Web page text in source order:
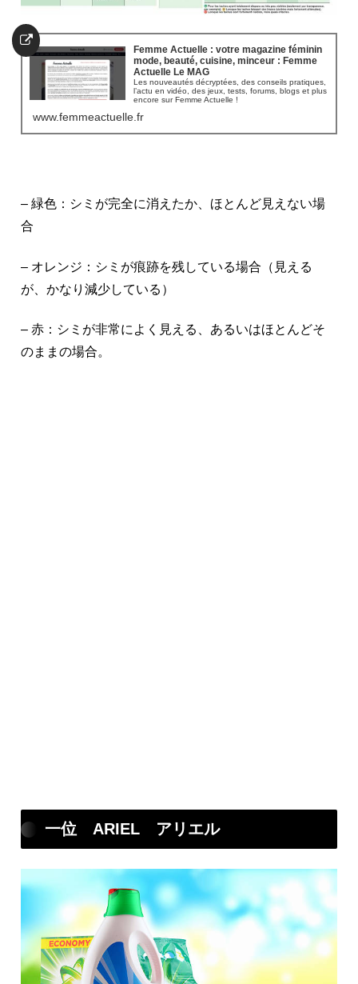
Femme Actuelle : votre magazine féminin
mode, beauté, cuisine, minceur : Femme
Actuelle Le MAG
Les nouveautés décryptées, des conseils pratiques,
l’actu en vidéo, des jeux, tests, forums, blogs et plus
encore sur Femme Actuelle !
www.femmeactuelle.fr
– 緑色：シミが完全に消えたか、ほとんど見えない場
合
– オレンジ：シミが痕跡を残している場合（見える
が、かなり減少している）
– 赤：シミが非常によく見える、あるいはほとんどそ
のままの場合。
一位 ARIEL アリエル